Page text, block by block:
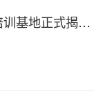
中电金骏花垣培训基地正式揭牌 首期农业无人机培训班同步启动